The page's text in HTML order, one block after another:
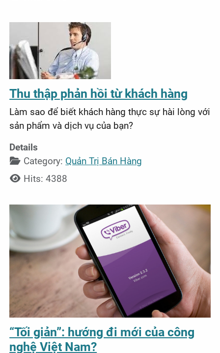
Thu thập phản hồi từ khách hàng
Làm sao để biết khách hàng thực sự hài lòng với
sản phẩm và dịch vụ của bạn?
Details
Category: Quản Trị Bán Hàng
Hits: 4388
“Tối giản”: hướng đi mới của công
nghệ Việt Nam?